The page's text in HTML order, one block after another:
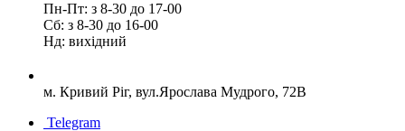
Пн-Пт: з 8-30 до 17-00
Сб: з 8-30 до 16-00
Нд: вихідний
м. Кривий Ріг, вул.Ярослава Мудрого, 72В
Telegram